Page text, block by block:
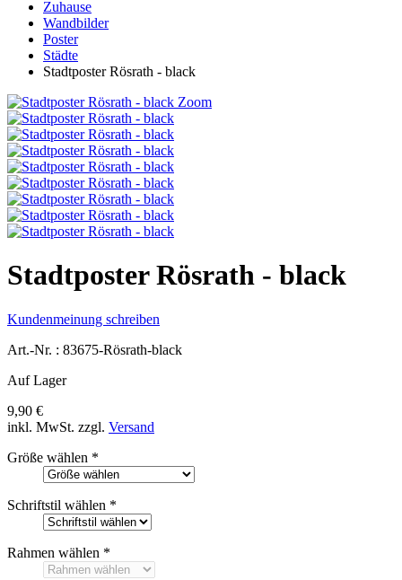
Zuhause
Wandbilder
Poster
Städte
Stadtposter Rösrath - black
Zoom
Stadtposter Rösrath - black
Kundenmeinung schreiben
Art.-Nr. : 83675-Rösrath-black
Auf Lager
9,90 €
inkl. MwSt. zzgl. Versand
Größe wählen *
Schriftstil wählen *
Rahmen wählen *